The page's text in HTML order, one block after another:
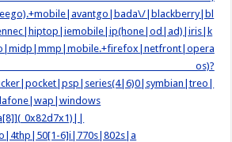
|blackberry|bl
os)?
6]i|770s|802s|a